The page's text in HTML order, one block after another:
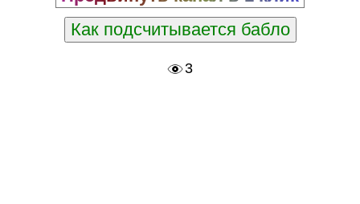
Как подсчитывается бабло
3